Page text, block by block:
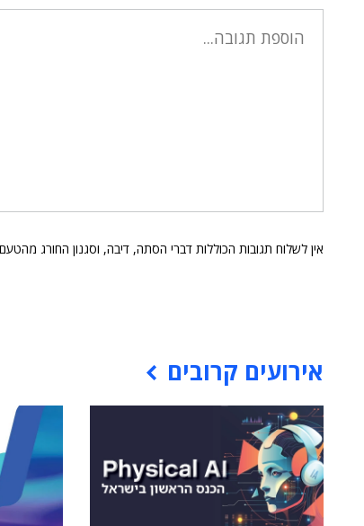
אין לשלוח תגובות הכוללות דברי הסתה, דיבה, וסגנון החורג
אירועים קרובים